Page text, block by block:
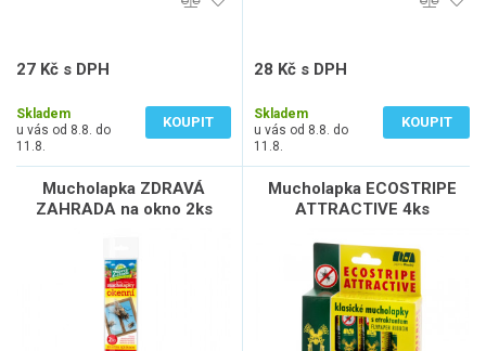
27 Kč s DPH
Skladem
u vás od 8.8. do
11.8.
KOUPIT
28 Kč s DPH
Skladem
u vás od 8.8. do
11.8.
KOUPIT
Mucholapka ZDRAVÁ
ZAHRADA na okno 2ks
Mucholapka ECOSTRIPE
ATTRACTIVE 4ks